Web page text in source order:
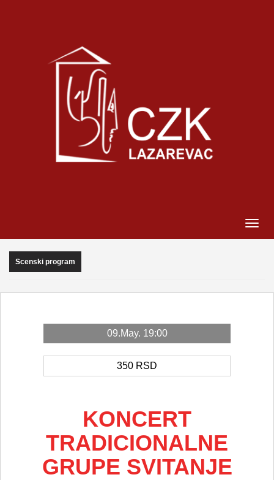
Scenski program
09.May. 19:00
350 RSD
KONCERT
TRADICIONALNE
GRUPE SVITANJE